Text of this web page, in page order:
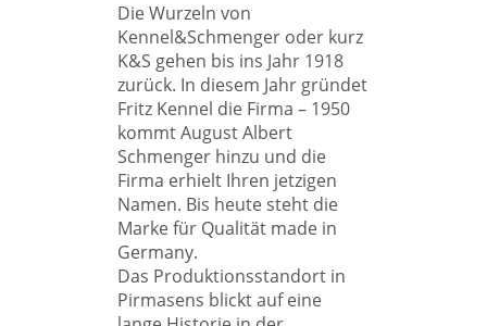
Die Wurzeln von
Kennel&Schmenger oder kurz
K&S gehen bis ins Jahr 1918
zurück. In diesem Jahr gründet
Fritz Kennel die Firma – 1950
kommt August Albert
Schmenger hinzu und die
Firma erhielt Ihren jetzigen
Namen. Bis heute steht die
Marke für Qualität made in
Germany.
Das Produktionsstandort in
Pirmasens blickt auf eine